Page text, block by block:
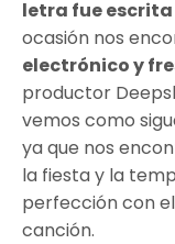
letra fue escrita
ocasión nos
electrónico y
productor
vemos como
ya que nos
la fiesta y la
perfección con
canción.